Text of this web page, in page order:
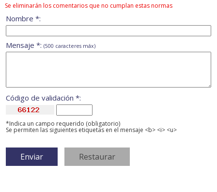
Se eliminarán los comentarios que no cumplan estas normas
Nombre *:
Mensaje *: (500 caracteres máx)
Código de validación *:
*Indica un campo requerido (obligatorio)
Se permiten las siguientes etiquetas en el mensaje <b> <i> <u>